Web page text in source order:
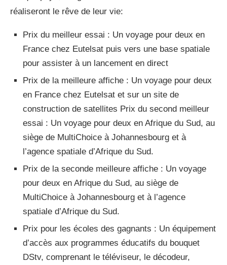
réaliseront le rêve de leur vie:
Prix du meilleur essai : Un voyage pour deux en
France chez Eutelsat puis vers une base spatiale
pour assister à un lancement en direct
Prix de la meilleure affiche : Un voyage pour deux
en France chez Eutelsat et sur un site de
construction de satellites Prix du second meilleur
essai : Un voyage pour deux en Afrique du Sud, au
siège de MultiChoice à Johannesbourg et à
l’agence spatiale d’Afrique du Sud.
Prix de la seconde meilleure affiche : Un voyage
pour deux en Afrique du Sud, au siège de
MultiChoice à Johannesbourg et à l’agence
spatiale d’Afrique du Sud.
Prix pour les écoles des gagnants : Un équipement
d’accès aux programmes éducatifs du bouquet
DStv, comprenant le téléviseur, le décodeur,